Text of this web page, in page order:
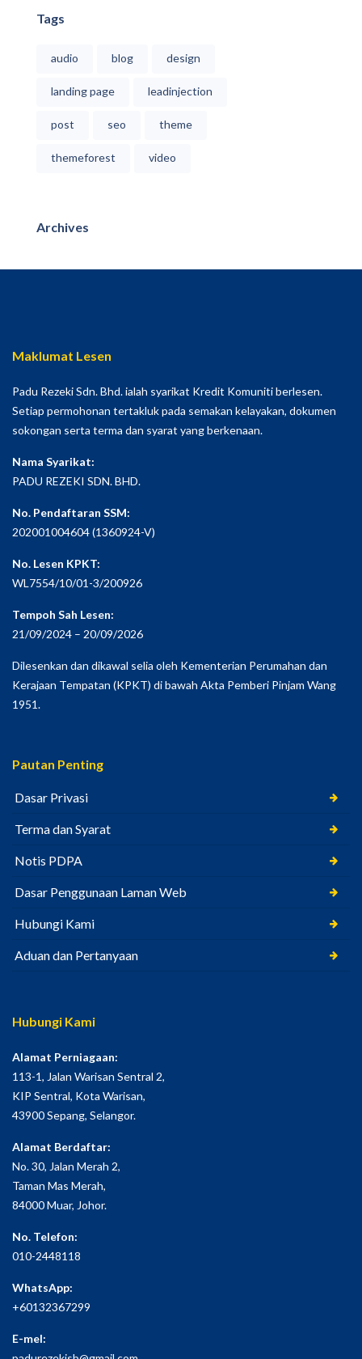
Tags
audio blog design
landing page leadinjection
post seo theme
themeforest video
Archives
Maklumat Lesen
Padu Rezeki Sdn. Bhd. ialah syarikat Kredit Komuniti berlesen.
Setiap permohonan tertakluk pada semakan kelayakan, dokumen
sokongan serta terma dan syarat yang berkenaan.
Nama Syarikat:
PADU REZEKI SDN. BHD.
No. Pendaftaran SSM:
202001004604 (1360924-V)
No. Lesen KPKT:
WL7554/10/01-3/200926
Tempoh Sah Lesen:
21/09/2024 – 20/09/2026
Dilesenkan dan dikawal selia oleh Kementerian Perumahan dan
Kerajaan Tempatan (KPKT) di bawah Akta Pemberi Pinjam Wang
1951.
Pautan Penting
Dasar Privasi
Terma dan Syarat
Notis PDPA
Dasar Penggunaan Laman Web
Hubungi Kami
Aduan dan Pertanyaan
Hubungi Kami
Alamat Perniagaan:
113-1, Jalan Warisan Sentral 2,
KIP Sentral, Kota Warisan,
43900 Sepang, Selangor.
Alamat Berdaftar:
No. 30, Jalan Merah 2,
Taman Mas Merah,
84000 Muar, Johor.
No. Telefon:
010-2448118
WhatsApp:
+60132367299
E-mel: